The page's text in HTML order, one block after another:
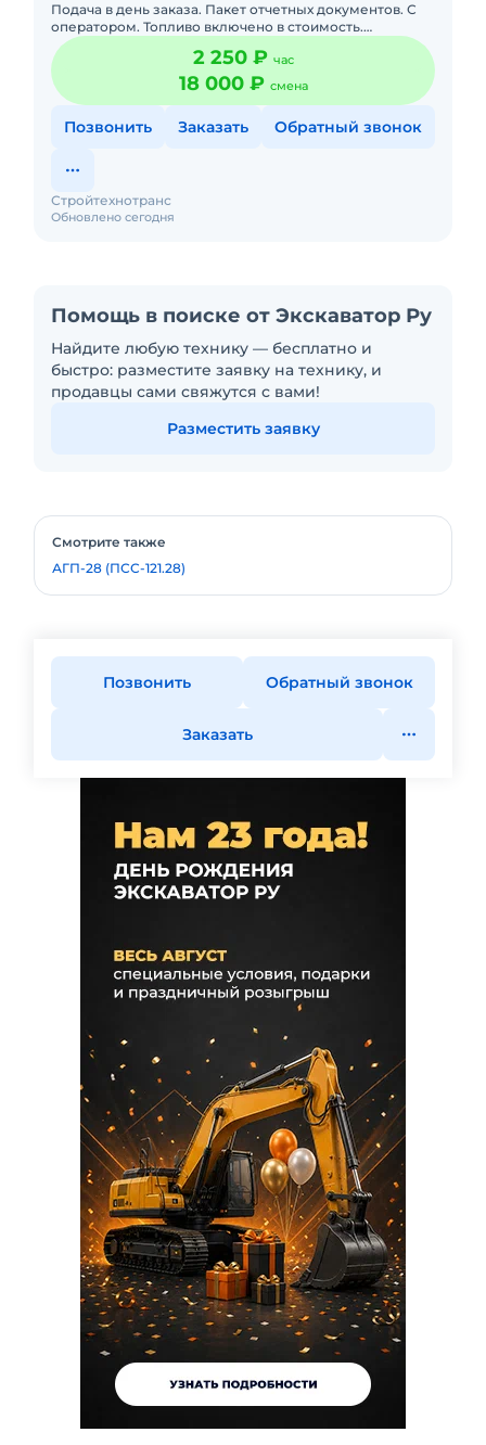
Подача в день заказа. Пакет отчетных документов. С
оператором. Топливо включено в стоимость.
Долгосрочная аренда. Краткосрочная аренда. Техника
с малой наработк
2 250 ₽ час
18 000 ₽ смена
Позвонить Заказать Обратный звонок
Обновлено сегодня
Стройтехнотранс
Помощь в поиске от Экскаватор Ру
Найдите любую технику — бесплатно и
быстро: разместите заявку на технику, и
продавцы сами свяжутся с вами!
Разместить заявку
Смотрите также
АГП-28 (ПСС-121.28)
Позвонить Обратный звонок
Заказать